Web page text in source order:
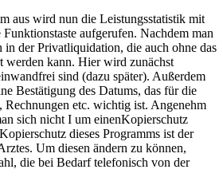
aus wird nun die Leistungsstatistik mit
aufgerufen. Nachdem man
in der Privatliquidation, die auch ohne das
werden kann. Hier wird zunächst
sind (dazu später). Außerdem
Bestätigung des Datums, das für die
Rechnungen etc. wichtig ist. Angenehm
sich nicht I um einenKopierschutz
dieses Programms ist der
Um diesen ändern zu können,
die bei Bedarf telefonisch von der